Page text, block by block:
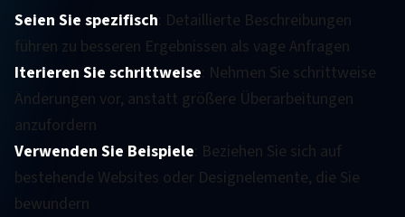
Seien Sie spezifisch: Detaillierte Beschreibungen
führen zu besseren Ergebnissen als vage Anfragen
Iterieren Sie schrittweise: Nehmen Sie schrittweise
Änderungen vor, anstatt größere Überarbeitungen
anzufordern
Verwenden Sie Beispiele: Beziehen Sie sich auf
bestehende Websites oder Designelemente, die Sie
bewundern